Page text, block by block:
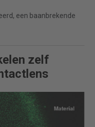
een baanbrekende
zelf